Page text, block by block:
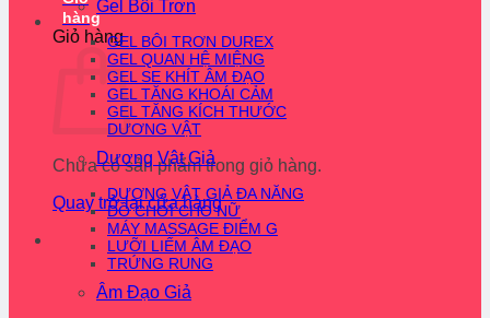
hàng
Giỏ hàng
Chưa có sản phẩm trong giỏ hàng.
Quay trở lại cửa hàng
Gel Bôi Trơn
GEL BÔI TRƠN DUREX
GEL QUAN HỆ MIỆNG
GEL SE KHÍT ÂM ĐẠO
GEL TĂNG KHOÁI CẢM
GEL TĂNG KÍCH THƯỚC
DƯƠNG VẬT
Dương Vật Giả
DƯƠNG VẬT GIẢ ĐA NĂNG
ĐỒ CHƠI CHO NỮ
MÁY MASSAGE ĐIỂM G
LƯỠI LIẾM ÂM ĐẠO
TRỨNG RUNG
Âm Đạo Giả